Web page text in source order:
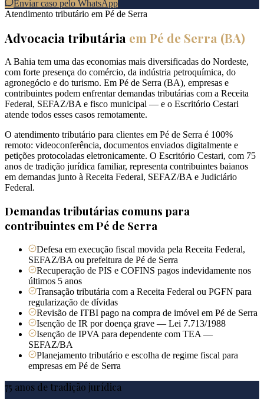
Enviar caso pelo WhatsApp
Atendimento tributário em Pé de Serra
Advocacia tributária em Pé de Serra (BA)
A Bahia tem uma das economias mais diversificadas do Nordeste,
com forte presença do comércio, da indústria petroquímica, do
agronegócio e do turismo. Em Pé de Serra (BA), empresas e
contribuintes podem enfrentar demandas tributárias com a Receita
Federal, SEFAZ/BA e fisco municipal — e o Escritório Cestari
atende todos esses casos remotamente.
O atendimento tributário para clientes em Pé de Serra é 100%
remoto: videoconferência, documentos enviados digitalmente e
petições protocoladas eletronicamente. O Escritório Cestari, com 75
anos de tradição jurídica familiar, representa contribuintes baianos
em demandas junto à Receita Federal, SEFAZ/BA e Judiciário
Federal.
Demandas tributárias comuns para
contribuintes emPé de Serra
Defesa em execução fiscal movida pela Receita Federal,
SEFAZ/BA ou prefeitura de Pé de Serra
Recuperação de PIS e COFINS pagos indevidamente nos
últimos 5 anos
Transação tributária com a Receita Federal ou PGFN para
regularização de dívidas
Revisão de ITBI pago na compra de imóvel em Pé de Serra
Isenção de IR por doença grave — Lei 7.713/1988
Isenção de IPVA para dependente com TEA —
SEFAZ/BA
Planejamento tributário e escolha de regime fiscal para
empresas em Pé de Serra
75 anos de tradição jurídica